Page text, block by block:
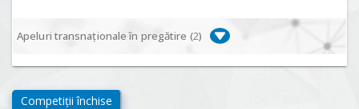
Apeluri transnaționale în pregătire (2)
biodiversitate, consecințe socio-ecologice și traiectorii
Competiții închise